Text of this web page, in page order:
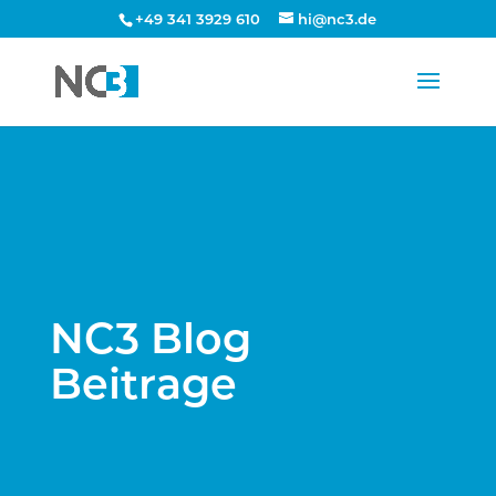
+49 341 3929 610 hi@nc3.de
NC3 Blog
Beitrage